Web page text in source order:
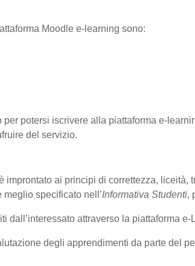
Moodle e-learning sono:
potersi iscrivere alla piattaforma e-
del servizio.
ai principi di correttezza,
specificato nell’Informativa Studenti,
dall’interessato attraverso la piattaforma
degli apprendimenti da parte del